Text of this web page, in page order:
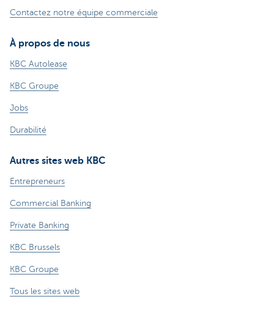
Contactez notre équipe commerciale
À propos de nous
KBC Autolease
KBC Groupe
Jobs
Durabilité
Autres sites web KBC
Entrepreneurs
Commercial Banking
Private Banking
KBC Brussels
KBC Groupe
Tous les sites web